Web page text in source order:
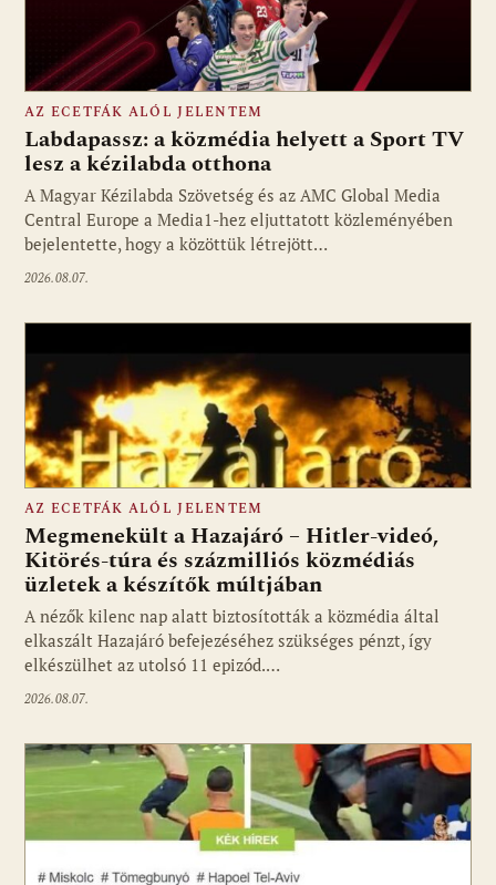
Fotó: media1.hu
AZ ECETFÁK ALÓL JELENTEM
Labdapassz: a közmédia helyett a Sport TV
lesz a kézilabda otthona
A Magyar Kézilabda Szövetség és az AMC Global Media
Central Europe a Media1-hez eljuttatott közleményében
bejelentette, hogy a közöttük létrejött…
2026.08.07.
Fotó: media1.hu
AZ ECETFÁK ALÓL JELENTEM
Megmenekült a Hazajáró – Hitler-videó,
Kitörés-túra és százmilliós közmédiás
üzletek a készítők múltjában
A nézők kilenc nap alatt biztosították a közmédia által
elkaszált Hazajáró befejezéséhez szükséges pénzt, így
elkészülhet az utolsó 11 epizód.…
2026.08.07.